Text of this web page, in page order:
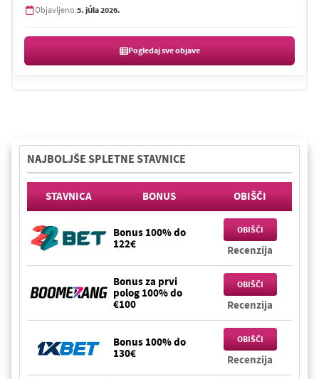
Objavljeno:5. júla 2026.
Pogledaj sve objave
NAJBOLJŠE SPLETNE STAVNICE
STAVNICA BONUS OBIŠČI
Bonus 100% do
122€
OBIŠČI
Recenzija
Bonus za prvi
polog 100% do
€100
OBIŠČI
Recenzija
Bonus 100% do
130€
OBIŠČI
Recenzija